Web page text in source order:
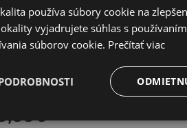
TRAP Z...
používa súbory cookie na
vyjadrujete súhlas s
súborov cookie. Prečítať viac